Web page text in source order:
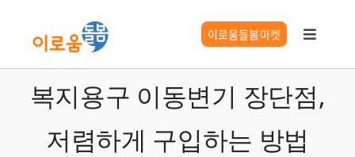
로
이로움돌봄마켓
Toggle
이로움 서비스
요양시설찾기
복지용구 이동변기 장단점,
저렴하게 구입하는 방법